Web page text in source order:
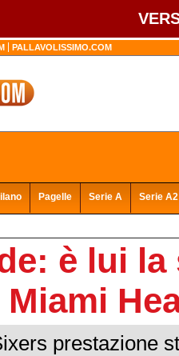
PALLAVOLISSIMO.COM
Pagelle Serie A Serie A2
è lui la
prestazione